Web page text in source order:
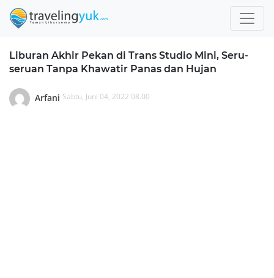
Liburan Akhir Pekan di Trans Studio Mini, Seru-
seruan Tanpa Khawatir Panas dan Hujan
Arfani Sabtu, Juni 04, 2022 08.00